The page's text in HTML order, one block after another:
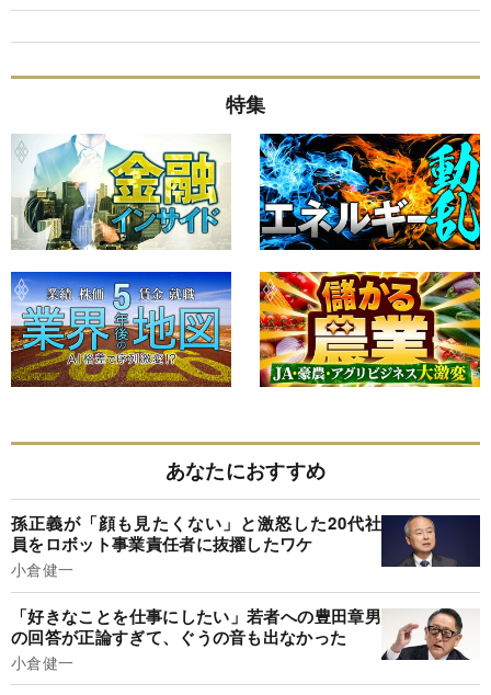
特集
あなたにおすすめ
孫正義が「顔も見たくない」と激怒した20代社
員をロボット事業責任者に抜擢したワケ
小倉健一
「好きなことを仕事にしたい」若者への豊田章男
の回答が正論すぎて、ぐうの音も出なかった
小倉健一